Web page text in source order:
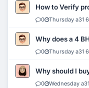
How to Verify
0 Thursday a31
Why does a 4
0 Thursday a31
Why should I
0 Wednesday